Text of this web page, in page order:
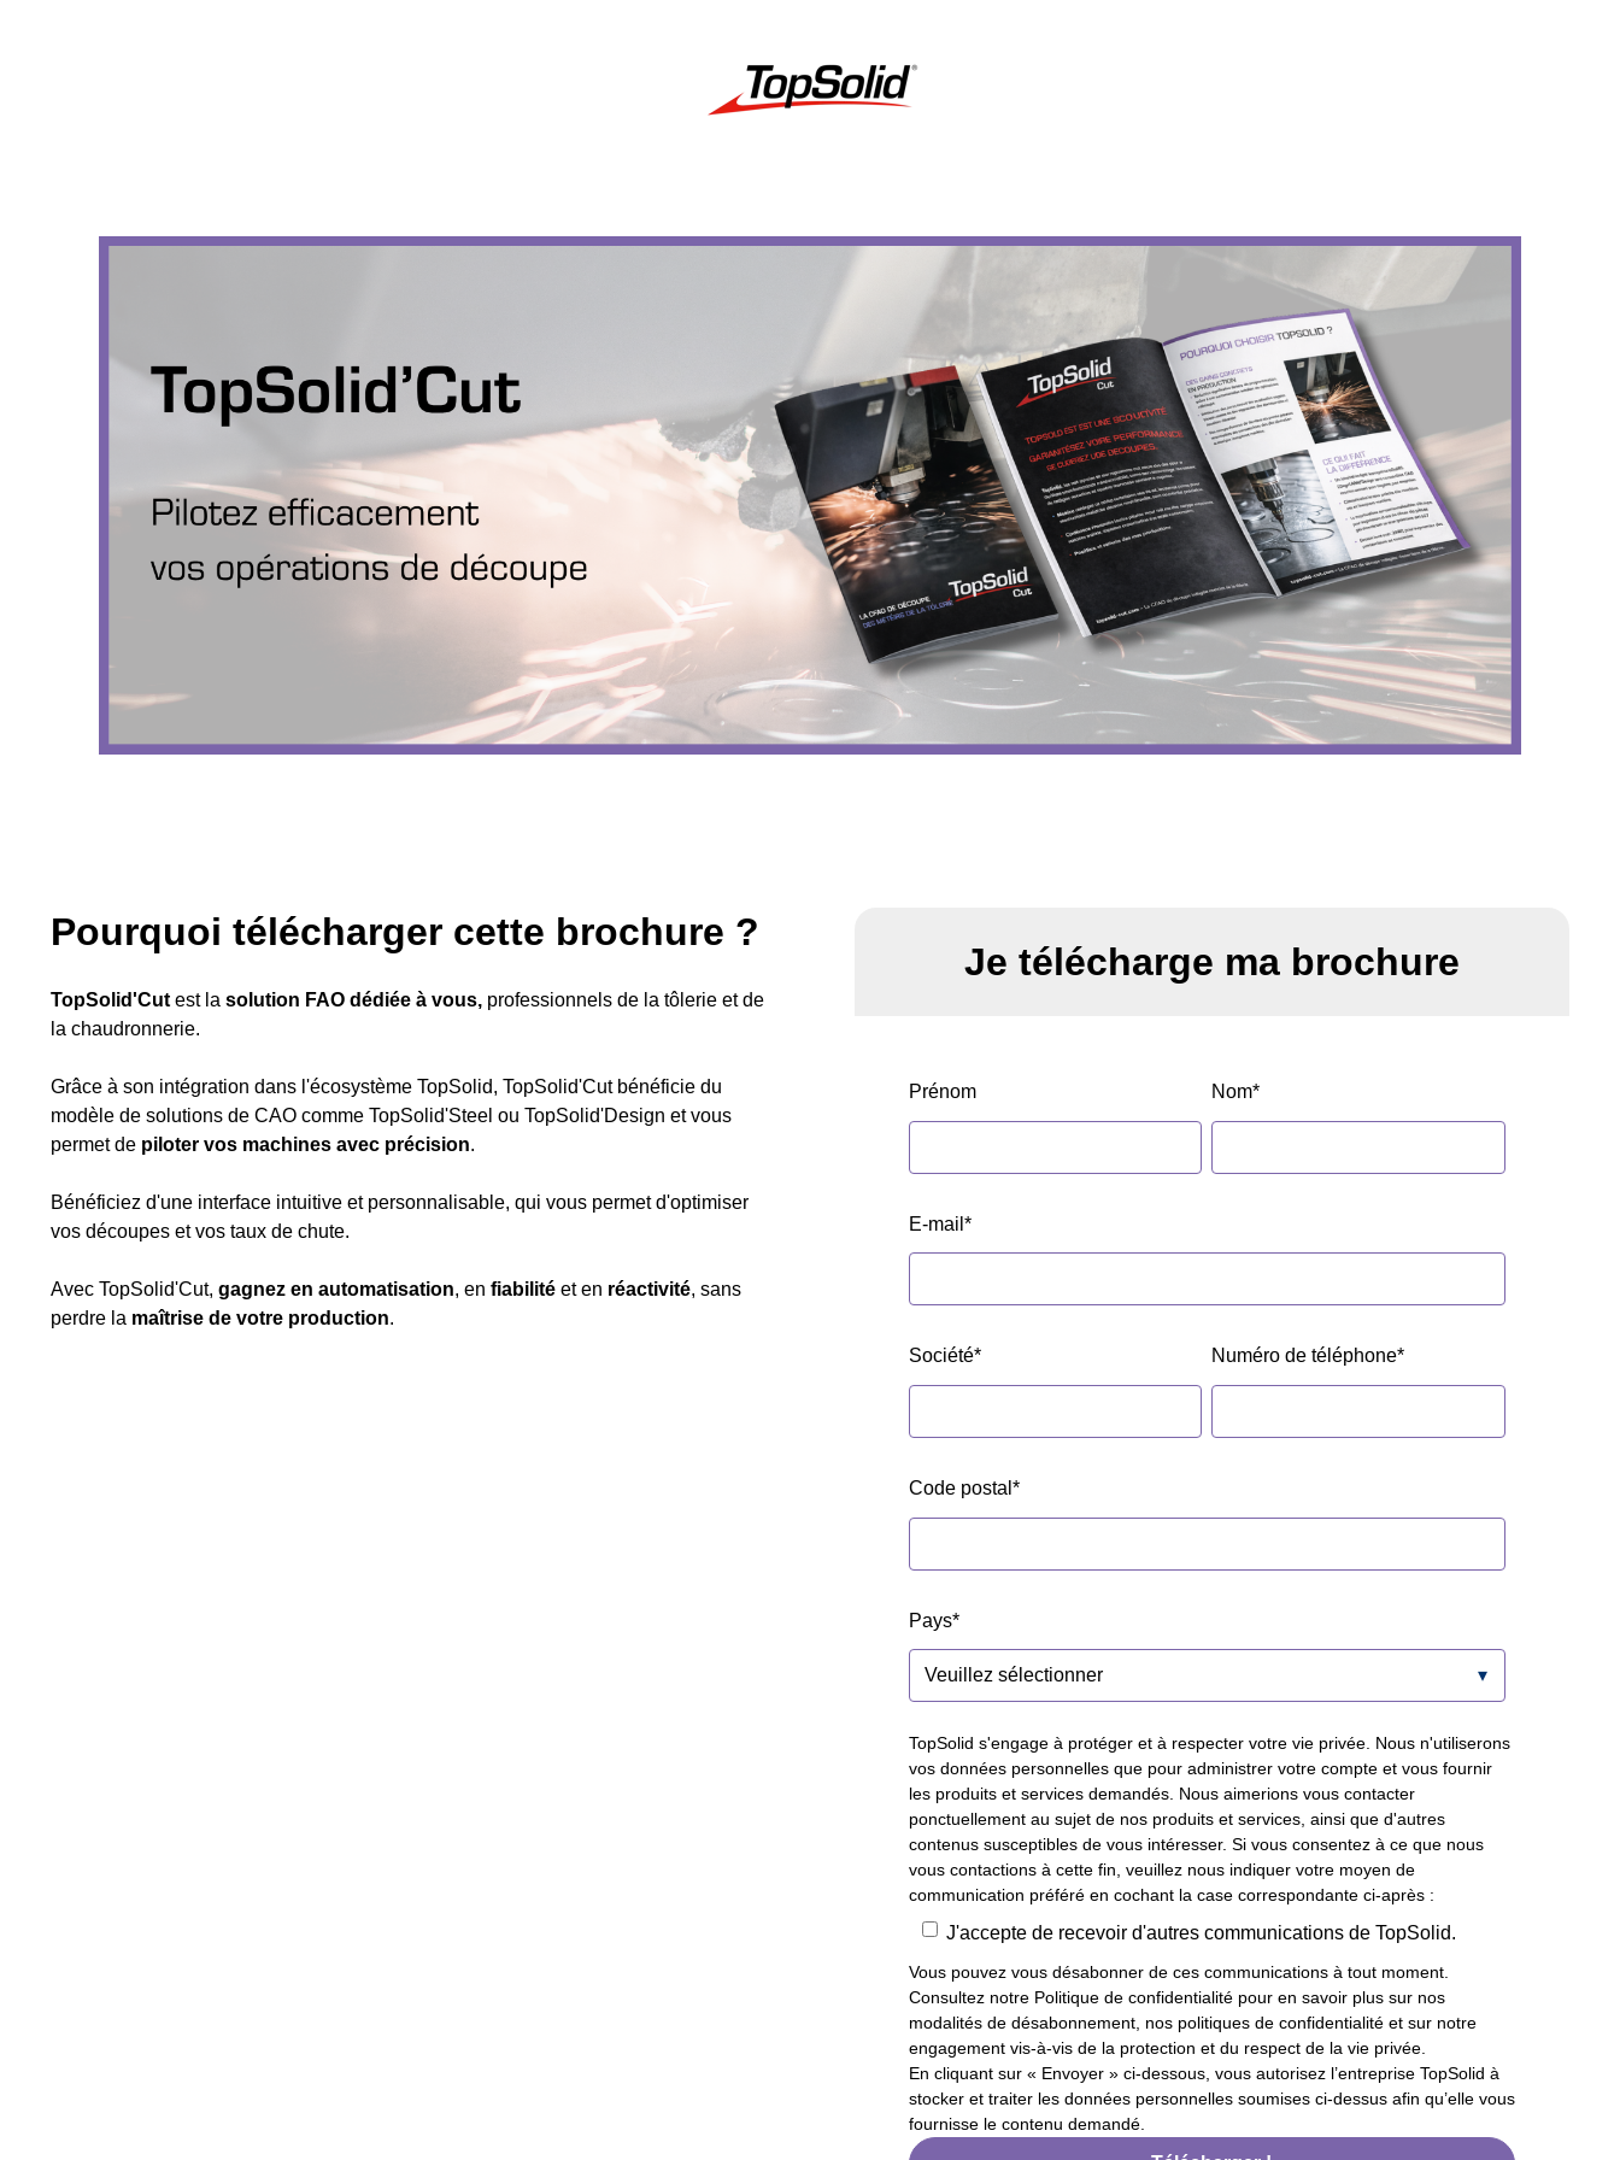
Pourquoi télécharger cette brochure ?
TopSolid'Cut est la solution FAO dédiée à vous, professionnels de la tôlerie et de
la chaudronnerie.
Grâce à son intégration dans l'écosystème TopSolid, TopSolid'Cut bénéficie du
modèle de solutions de CAO comme TopSolid'Steel ou TopSolid'Design et vous
permet de piloter vos machines avec précision.
Bénéficiez d'une interface intuitive et personnalisable, qui vous permet d'optimiser
vos découpes et vos taux de chute.
Avec TopSolid'Cut, gagnez en automatisation, en fiabilité et en réactivité, sans
perdre la maîtrise de votre production.
Je télécharge ma brochure
Prénom Nom*
E-mail *
Société* Numéro de téléphone*
Code postal *
Pays*
TopSolid s'engage à protéger et à respecter votre vie privée. Nous n'utiliserons
vos données personnelles que pour administrer votre compte et vous fournir
les produits et services demandés. Nous aimerions vous contacter
ponctuellement au sujet de nos produits et services, ainsi que d'autres
contenus susceptibles de vous intéresser. Si vous consentez à ce que nous
vous contactions à cette fin, veuillez nous indiquer votre moyen de
communication préféré en cochant la case correspondante ci-après :
J'accepte de recevoir d'autres communications de TopSolid.
Vous pouvez vous désabonner de ces communications à tout moment.
Consultez notre Politique de confidentialité pour en savoir plus sur nos
modalités de désabonnement, nos politiques de confidentialité et sur notre
engagement vis-à-vis de la protection et du respect de la vie privée.
En cliquant sur « Envoyer » ci-dessous, vous autorisez l’entreprise TopSolid à
stocker et traiter les données personnelles soumises ci-dessus afin qu’elle vous
fournisse le contenu demandé.